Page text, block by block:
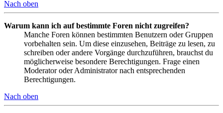
Nach oben
Warum kann ich auf bestimmte Foren nicht zugreifen?
Manche Foren können bestimmten Benutzern oder Gruppen
vorbehalten sein. Um diese einzusehen, Beiträge zu lesen, zu
schreiben oder andere Vorgänge durchzuführen, brauchst du
möglicherweise besondere Berechtigungen. Frage einen
Moderator oder Administrator nach entsprechenden
Berechtigungen.
Nach oben